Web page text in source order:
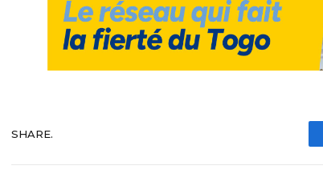
SHARE.